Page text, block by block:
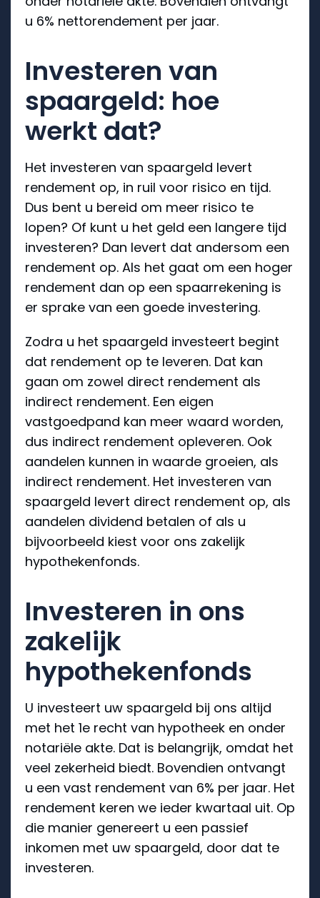
u 6% nettorendement per jaar.
Investeren van
spaargeld: hoe
werkt dat?
Het investeren van spaargeld levert
rendement op, in ruil voor risico en tijd.
Dus bent u bereid om meer risico te
lopen? Of kunt u het geld een langere tijd
investeren? Dan levert dat andersom een
rendement op. Als het gaat om een hoger
rendement dan op een spaarrekening is
er sprake van een goede investering.
Zodra u het spaargeld investeert begint
dat rendement op te leveren. Dat kan
gaan om zowel direct rendement als
indirect rendement. Een eigen
vastgoedpand kan meer waard worden,
dus indirect rendement opleveren. Ook
aandelen kunnen in waarde groeien, als
indirect rendement. Het investeren van
spaargeld levert direct rendement op, als
aandelen dividend betalen of als u
bijvoorbeeld kiest voor ons zakelijk
hypothekenfonds.
Investeren in ons
zakelijk
hypothekenfonds
U investeert uw spaargeld bij ons altijd
met het 1e recht van hypotheek en onder
notariële akte. Dat is belangrijk, omdat het
veel zekerheid biedt. Bovendien ontvangt
u een vast rendement van 6% per jaar. Het
rendement keren we ieder kwartaal uit. Op
die manier genereert u een passief
inkomen met uw spaargeld, door dat te
investeren.